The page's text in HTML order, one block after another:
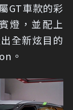
GT車款的彩
燈，並配上
全新炫目的
。